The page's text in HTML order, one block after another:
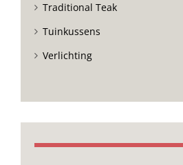
Traditional Teak
Tuinkussens
Verlichting